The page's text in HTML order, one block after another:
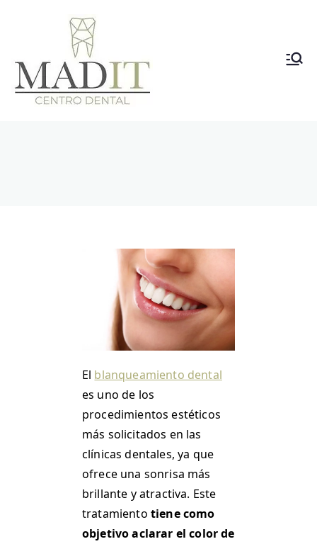
El blanqueamiento dental
es uno de los
procedimientos estéticos
más solicitados en las
clínicas dentales, ya que
ofrece una sonrisa más
brillante y atractiva. Este
tratamiento tiene como
objetivo aclarar el color de